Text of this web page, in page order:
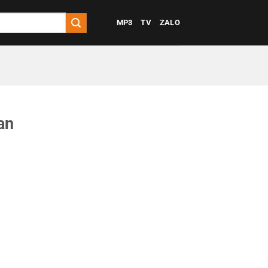
MP3 TV ZALO